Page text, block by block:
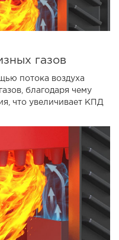
газов
потока воздуха
благодаря чему
что увеличивает КПД